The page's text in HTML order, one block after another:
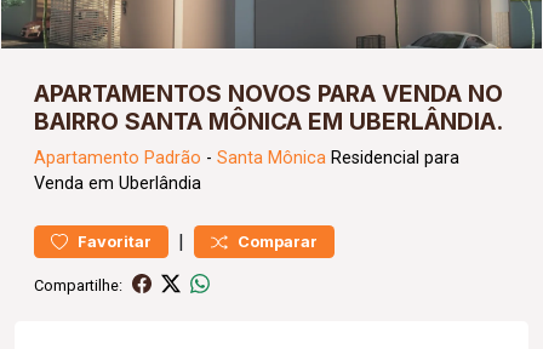
APARTAMENTOS NOVOS PARA VENDA NO
BAIRRO SANTA MÔNICA EM UBERLÂNDIA.
Apartamento Padrão - Santa Mônica Residencial para
Venda em Uberlândia
Favoritar | Comparar
Compartilhe: